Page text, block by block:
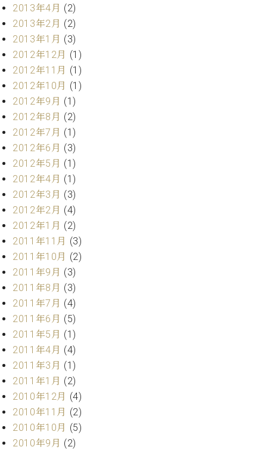
ー
ビ
(調
律)
調
律
師
紹
調
律
料
金
表
問
い
合
わ
せ
尾山調律師のブ
ログ Die
Musikgasse（音
楽の小道）
2013年4月 (2)
2013年2月 (2)
2013年1月 (3)
2012年12月 (1)
2012年11月 (1)
2012年10月 (1)
2012年9月 (1)
2012年8月 (2)
2012年7月 (1)
2012年6月 (3)
2012年5月 (1)
2012年4月 (1)
2012年3月 (3)
2012年2月 (4)
2012年1月 (2)
2011年11月 (3)
2011年10月 (2)
2011年9月 (3)
2011年8月 (3)
2011年7月 (4)
2011年6月 (5)
2011年5月 (1)
2011年4月 (4)
2011年3月 (1)
2011年1月 (2)
2010年12月 (4)
2010年11月 (2)
2010年10月 (5)
2010年9月 (2)